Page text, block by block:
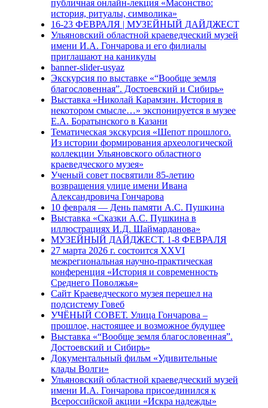
публичная онлайн-лекция «Масонство:
история, ритуалы, символика»
16-23 ФЕВРАЛЯ | МУЗЕЙНЫЙ ДАЙДЖЕСТ
Ульяновский областной краеведческий музей
имени И.А. Гончарова и его филиалы
приглашают на каникулы
banner-slider-usyaz
Экскурсия по выставке «“Вообще земля
благословенная”. Достоевский и Сибирь»
Выставка «Николай Карамзин. История в
некотором смысле…» экспонируется в музее
Е.А. Боратынского в Казани
Тематическая экскурсия «Шепот прошлого.
Из истории формирования археологической
коллекции Ульяновского областного
краеведческого музея»
Ученый совет посвятили 85-летию
возвращения улице имени Ивана
Александровича Гончарова
10 февраля — День памяти А.С. Пушкина
Выставка «Сказки А.С. Пушкина в
иллюстрациях И.Д. Шаймарданова»
МУЗЕЙНЫЙ ДАЙДЖЕСТ. 1-8 ФЕВРАЛЯ
27 марта 2026 г. состоится XXVI
межрегиональная научно-практическая
конференция «История и современность
Среднего Поволжья»
Сайт Краеведческого музея перешел на
подсистему Говеб
УЧЁНЫЙ СОВЕТ. Улица Гончарова –
прошлое, настоящее и возможное будущее
Выставка «“Вообще земля благословенная”.
Достоевский и Сибирь»
Документальный фильм «Удивительные
клады Волги»
Ульяновский областной краеведческий музей
имени И.А. Гончарова присоединился к
Всероссийской акции «Искра надежды»